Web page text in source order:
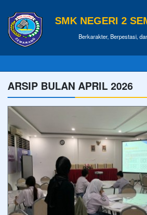
SMK NEGERI 2
Berkarakter, Berpestasi,
ARSIP BULAN APRIL 2026